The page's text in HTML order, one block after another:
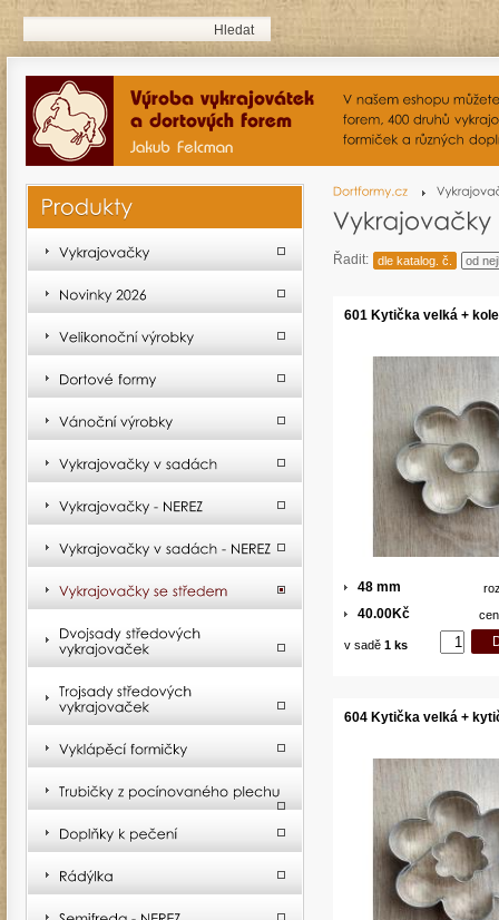
Řadit: dle katalog. č. od
601 Kytička velká +
48 mm
40.00Kč
v sadě 1 ks
604 Kytička velká +